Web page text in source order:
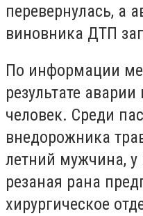
перевернулась, а
виновника ДТП
По информации
результате
человек. Среди
внедорожника
летний мужчина, у
резаная рана
хирургическое